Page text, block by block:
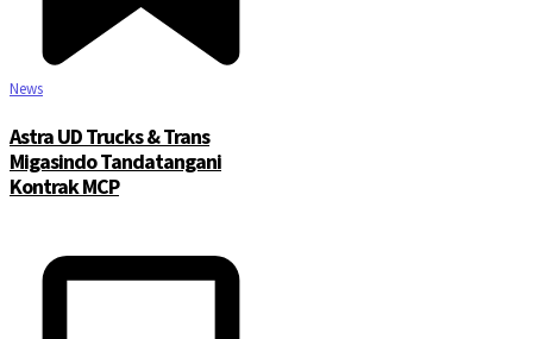
News
Astra UD Trucks & Trans
Migasindo Tandatangani
Kontrak MCP